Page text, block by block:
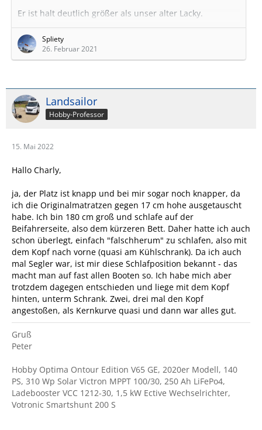
Er ist halt deutlich größer als unser alter Lacky.
Der Ursprung des Wortes stammt aus der in Hamburch
(Hamburg) üblichen Art ein "ck" wie ein "gg"
auszusprechen. Dadurch ist der BegriffDiggavon
eine sehr freundliche und allgemeine Anrede des
Gegenübers.
Spliety
26. Februar 2021
Landsailor
Hobby-Professor
15. Mai 2022
Hallo Charly,
ja, der Platz ist knapp und bei mir sogar noch knapper, da
ich die Originalmatratzen gegen 17 cm hohe ausgetauscht
habe. Ich bin 180 cm groß und schlafe auf der
Beifahrerseite, also dem kürzeren Bett. Daher hatte ich auch
schon überlegt, einfach "falschherum" zu schlafen, also mit
dem Kopf nach vorne (quasi am Kühlschrank). Da ich auch
mal Segler war, ist mir diese Schlafposition bekannt - das
macht man auf fast allen Booten so. Ich habe mich aber
trotzdem dagegen entschieden und liege mit dem Kopf
hinten, unterm Schrank. Zwei, drei mal den Kopf
angestoßen, als Kernkurve quasi und dann war alles gut.
Gruß
Peter
Hobby Optima Ontour Edition V65 GE, 2020er Modell, 140
PS, 310 Wp Solar Victron MPPT 100/30, 250 Ah LiFePo4,
Ladebooster VCC 1212-30, 1,5 kW Ective Wechselrichter,
Votronic Smartshunt 200 S